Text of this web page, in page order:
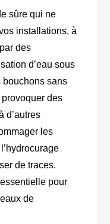
sûre qui ne
installations, à
des
d’eau sous
bouchons sans
des
d’autres
les
de traces.
pour
de